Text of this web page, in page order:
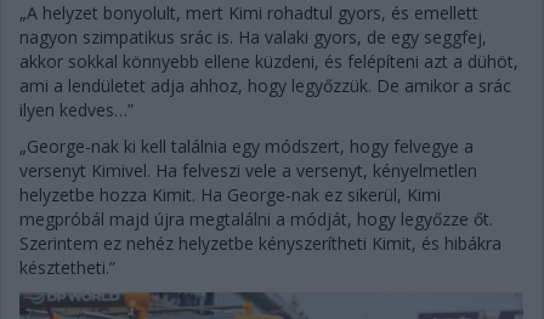
„A helyzet bonyolult, mert Kimi rohadtul gyors, és emellett
nagyon szimpatikus srác is. Ha valaki gyors, de egy seggfej,
akkor sokkal könnyebb ellene küzdeni, és felépíteni azt a dühöt,
ami a lendületet adja ahhoz, hogy legyőzzük. De amikor a srác
ilyen kedves…”
„George-nak ki kell találnia egy módszert, hogy felvegye a
versenyt Kimivel. Ha felveszi vele a versenyt, kényelmetlen
helyzetbe hozza Kimit. Ha George-nak ez sikerül, Kimi
megpróbál majd újra megtalálni a módját, hogy legyőzze őt.
Szerintem ez nehéz helyzetbe kényszerítheti Kimit, és hibákra
késztetheti.”